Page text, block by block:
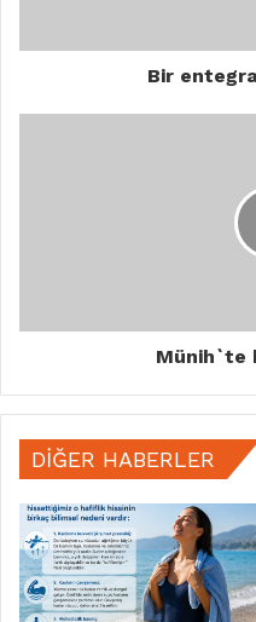
Bir
Münih`te
DIĞER HABERLER